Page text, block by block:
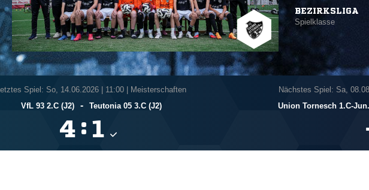
BEZIRKSLIGA
Spielklasse
Spiel: So, 14.06.2026
11:00 | Meisterschaften
VfL 93 2.C (J2)
- Teutonia 05 3.C (J2)
 : 
Nächstes Spiel: Sa,
Union Tornesch 1.C-